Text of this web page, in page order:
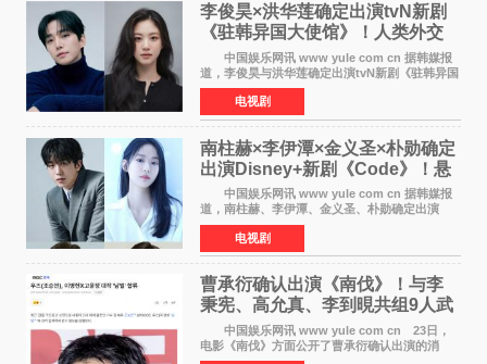
李俊昊×洪华莲确定出演tvN新剧
《驻韩异国大使馆》！人类外交
官与“龙”大使的奇幻
中国娱乐网讯 www yule com cn 据韩媒报
道，李俊昊与洪华莲确定出演tvN新剧《驻韩异国
大使馆》，分别担任男女主角，引发期待。
该剧讲述了一位因管理驻韩异国大使馆（负责管
理居住在大韩
电视剧
南柱赫×李伊潭×金义圣×朴勋确定
出演Disney+新剧《Code》！悬
疑犯罪惊悚明年上线
中国娱乐网讯 www yule com cn 据韩媒报
道，南柱赫、李伊潭、金义圣、朴勋确定出演
Disney+新剧《Code》，该剧预计将于明年播
出，引发高度关注。 本剧改编自同名人气台
剧，讲述了一位往来
电视剧
曹承衍确认出演《南伐》！与李
秉宪、高允真、李到晛共组9人武
士团
中国娱乐网讯 www yule com cn 23日，
电影《南伐》方面公开了曹承衍确认出演的消
息。通过歌手活动展现出独特色彩的曹承衍将在